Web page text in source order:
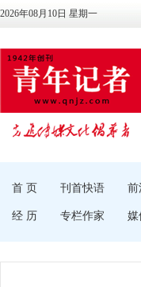
2026年08月10日 星期一
首 页 刊首快语 前
经 历 专栏作家 媒